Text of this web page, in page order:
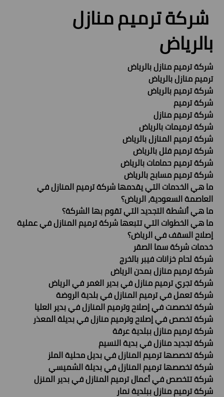
شركة ترميم منازل
بالرياض
شركة ترميم منازل بالرياض
ترميم منازل بالرياض
شركة ترميم بالرياض
شركة ترميم
شركة ترميم منازل
شركة ترميمات بالرياض
شركة ترميم المنازل بالرياض
شركة ترميم فلل بالرياض
شركة ترميم حمامات بالرياض
شركة ترميم مسابح بالرياض
ما هي الخدمات التي يقدمها شركة ترميم المنازل في
العاصمة السعودية، الرياض؟
ما هي أنشطة التجديد التي تقوم بها الشركة؟
ما هي الخطوات التي تتبعها شركة ترميم المنازل في عملية
إصلاح السقف في الرياض؟
خدمات شركة سما الصقر
شركة لحام خزانات فيبر بالخرج
شركة ترميم منازل بمدن الرياض
شركة تجري ترميم منازل في بدير الغمر في الرياض
شركة تعمل في ترميم المنازل في بلدية الروضة
شركة تخصصت في إصلاح وترميم المنازل في بدير العليا
شركة تخصص في إصلاح وترميم منازل في بديلة المعذر
شركة ترميم منازل ببلدية عرقة
شركة تجديد منازل في بدية النسيم
شركة تخصصها ترميم المنازل في بديل محلية الملز
شركة تخصصها ترميم المنازل في بديلة الشميسي
شركة تتخصص في أعمال ترميم المنازل في بدير المنزل
شركة ترميم منازل ببلدية نمار